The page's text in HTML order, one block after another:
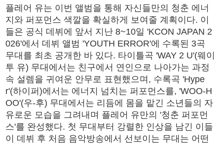
플레어 유는 이번 앨범을 통해 자신들만의 청춘 에너
지와 퍼포먼스 색깔을 확실하게 보여줄 계획이다. 이
들은 공식 데뷔에 앞서 지난 8~10일 'KCON JAPAN 2
026'에서 데뷔 앨범 'YOUTH ERROR'에 수록된 3곡
무대를 최초 공개한 바 있다. 타이틀곡 'WAY 2 U'(웨이
투 유) 무대에서는 친구에서 연인으로 나아가는 과정
속 설렘을 귀여운 안무로 표현했으며, 수록곡 'Hype
r'(하이퍼)에서는 에너지 넘치는 퍼포먼스를, 'WOO-H
OO'(우-후) 무대에서는 리듬에 몸을 맡긴 소년들의 자
유로운 모습을 그려내며 플레어 유만의 '청춘 퍼포먼
스'를 완성했다. 첫 무대부터 강렬한 인상을 남긴 이들
이 데뷔 후 처음 음악방송에서 선보이는 무대는 어떤